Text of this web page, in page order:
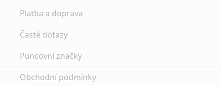
Platba a doprava
Časté dotazy
Puncovní značky
Obchodní podmínky